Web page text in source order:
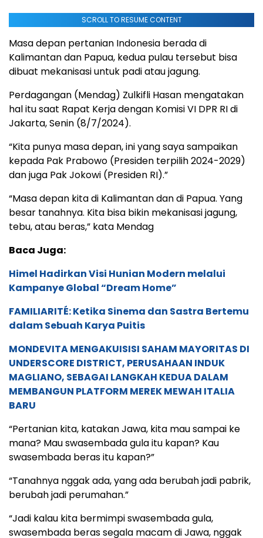
SCROLL TO RESUME CONTENT
Masa depan pertanian Indonesia berada di
Kalimantan dan Papua, kedua pulau tersebut bisa
dibuat mekanisasi untuk padi atau jagung.
Perdagangan (Mendag) Zulkifli Hasan mengatakan
hal itu saat Rapat Kerja dengan Komisi VI DPR RI di
Jakarta, Senin (8/7/2024).
“Kita punya masa depan, ini yang saya sampaikan
kepada Pak Prabowo (Presiden terpilih 2024-2029)
dan juga Pak Jokowi (Presiden RI).”
“Masa depan kita di Kalimantan dan di Papua. Yang
besar tanahnya. Kita bisa bikin mekanisasi jagung,
tebu, atau beras,” kata Mendag
Baca Juga:
Himel Hadirkan Visi Hunian Modern melalui
Kampanye Global “Dream Home”
FAMILIARITÉ: Ketika Sinema dan Sastra Bertemu
dalam Sebuah Karya Puitis
MONDEVITA MENGAKUISISI SAHAM MAYORITAS DI
UNDERSCORE DISTRICT, PERUSAHAAN INDUK
MAGLIANO, SEBAGAI LANGKAH KEDUA DALAM
MEMBANGUN PLATFORM MEREK MEWAH ITALIA
BARU
“Pertanian kita, katakan Jawa, kita mau sampai ke
mana? Mau swasembada gula itu kapan? Kau
swasembada beras itu kapan?”
“Tanahnya nggak ada, yang ada berubah jadi pabrik,
berubah jadi perumahan.”
“Jadi kalau kita bermimpi swasembada gula,
swasembada beras segala macam di Jawa, nggak